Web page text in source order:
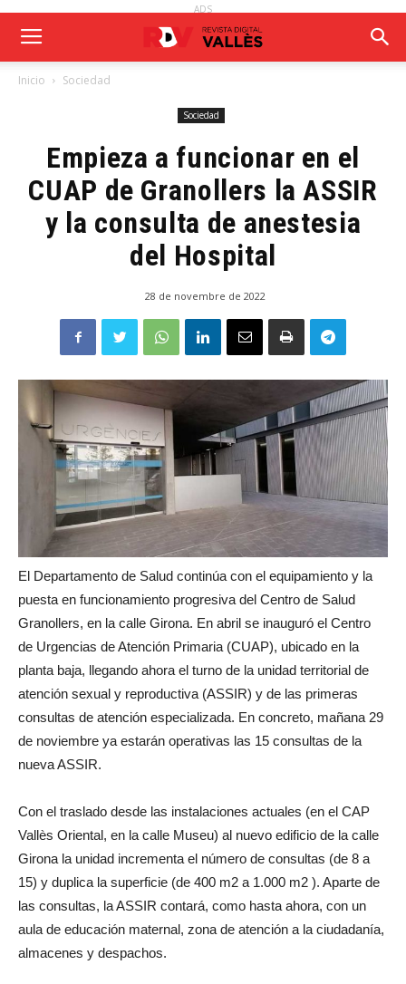
ADS
Inicio Sociedad
Sociedad
Empieza a funcionar en el
CUAP de Granollers la ASSIR
y la consulta de anestesia
del Hospital
28 de novembre de 2022
El Departamento de Salud continúa con el equipamiento y la
puesta en funcionamiento progresiva del Centro de Salud
Granollers, en la calle Girona. En abril se inauguró el Centro
de Urgencias de Atención Primaria (CUAP), ubicado en la
planta baja, llegando ahora el turno de la unidad territorial de
atención sexual y reproductiva (ASSIR) y de las primeras
consultas de atención especializada. En concreto, mañana 29
de noviembre ya estarán operativas las 15 consultas de la
nueva ASSIR.
Con el traslado desde las instalaciones actuales (en el CAP
Vallès Oriental, en la calle Museu) al nuevo edificio de la calle
Girona la unidad incrementa el número de consultas (de 8 a
15) y duplica la superficie (de 400 m2 a 1.000 m2 ). Aparte de
las consultas, la ASSIR contará, como hasta ahora, con un
aula de educación maternal, zona de atención a la ciudadanía,
almacenes y despachos.